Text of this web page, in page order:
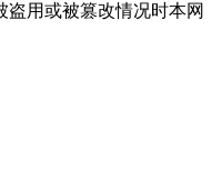
盗用或被篡改情况时本网